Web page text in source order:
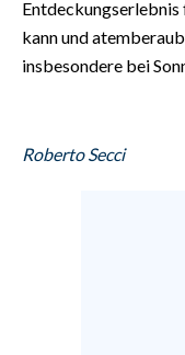
kann und
insbesondere bei
Roberto Secci